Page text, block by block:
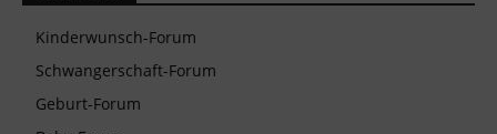
Kinderwunsch-Forum
Schwangerschaft-Forum
Geburt-Forum